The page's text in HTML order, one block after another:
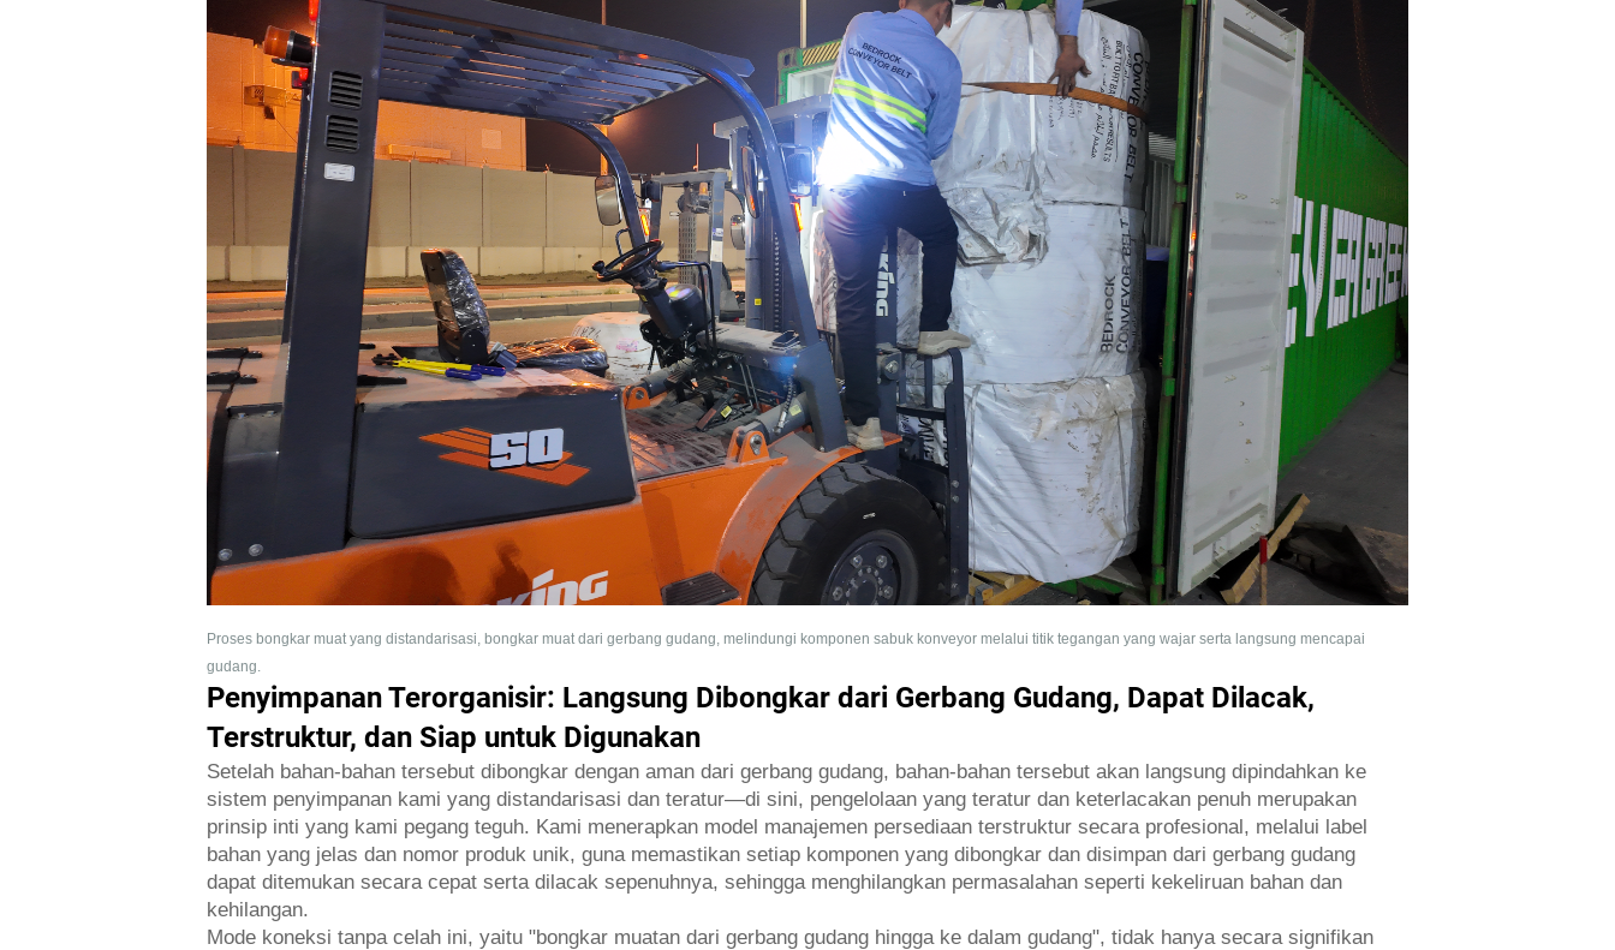
Proses bongkar muat yang distandarisasi, bongkar muat dari gerbang gudang, melindungi komponen sabuk konveyor melalui titik tegangan yang wajar serta langsung mencapai
gudang.
Penyimpanan Terorganisir: Langsung Dibongkar dari Gerbang Gudang, Dapat Dilacak,
Terstruktur, dan Siap untuk Digunakan
Setelah bahan-bahan tersebut dibongkar dengan aman dari gerbang gudang, bahan-bahan tersebut akan langsung dipindahkan ke
sistem penyimpanan kami yang distandarisasi dan teratur—di sini, pengelolaan yang teratur dan keterlacakan penuh merupakan
prinsip inti yang kami pegang teguh. Kami menerapkan model manajemen persediaan terstruktur secara profesional, melalui label
bahan yang jelas dan nomor produk unik, guna memastikan setiap komponen yang dibongkar dan disimpan dari gerbang gudang
dapat ditemukan secara cepat serta dilacak sepenuhnya, sehingga menghilangkan permasalahan seperti kekeliruan bahan dan
kehilangan.
Mode koneksi tanpa celah ini, yaitu "bongkar muatan dari gerbang gudang hingga ke dalam gudang", tidak hanya secara signifikan